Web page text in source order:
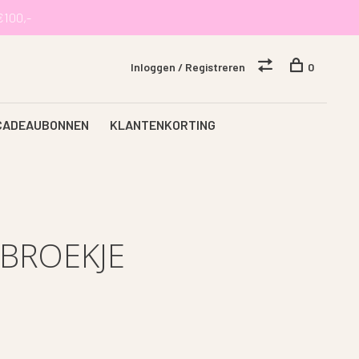
KLANTENKORTING
Inloggen / Registreren 0